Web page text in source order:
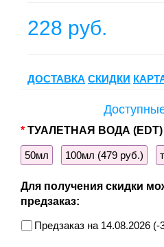
228 руб.
ДОСТАВКА СКИДКИ
ТУАЛЕТНАЯ ВОДА (EDT)
50мл 100мл (479 руб.)
Для получения скидки
предзаказ:
Предзаказ на 14.08.2026 (-